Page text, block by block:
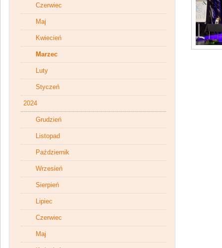
Czerwiec
Maj
Kwiecień
Marzec
Luty
Styczeń
2024
Grudzień
Listopad
Październik
Wrzesień
Sierpień
Lipiec
Czerwiec
Maj